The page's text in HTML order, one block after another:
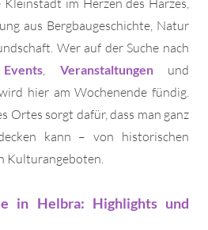
Kleinstadt im Herzen des Harzes,
aus Bergbaugeschichte, Natur
Wer auf der Suche nach
Events, Veranstaltungenund
hier am Wochenende fündig.
Ortes sorgt dafür, dass man ganz
kann – von historischen
Kulturangeboten.
in Helbra: Highlights und